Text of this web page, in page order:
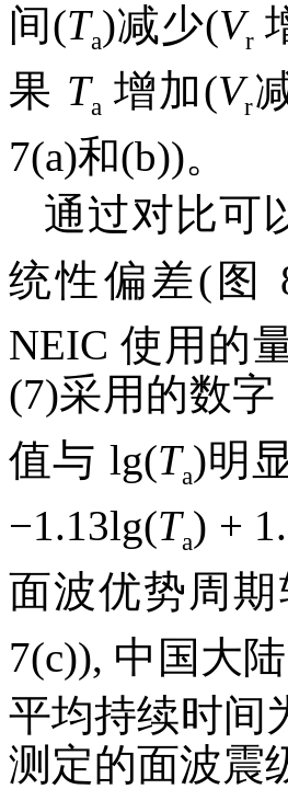
间(Ta)减少(Vr
果 Ta 增加(Vr
7(a)和(b))。
通过对比可
统性偏差(图
NEIC 使用的
(7)采用的数
值与 lg(Ta)明
−1.13lg(Ta) +
面波优势周
7(c)), 中国大
平均持续时间
测定的面波震